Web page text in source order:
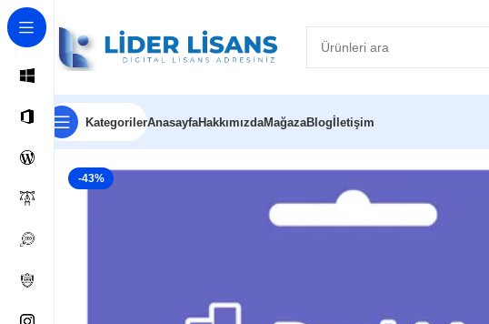
KategorilerAnasayfaHakkımızdaMağazaBlogİletişim
Ana Sayfa Wordpress Ürünleri
-43%